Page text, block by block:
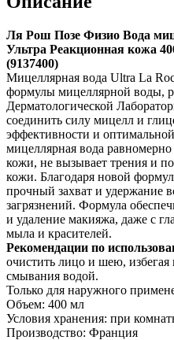
Ля Рош Позе Физио Вода
Ультра Реакционная кожа
(9137400)
Мицеллярная вода Ultra La
формулы мицеллярной воды,
Дерматологической
соединить силу мицелл и
эффективности и
мицеллярная вода
кожи, не вызывает трения и
кожи. Благодаря новой
прочный захват и удержание
загрязнений. Формула
и удаление макияжа, даже с
мыла и красителей.
Рекомендации по
очистить лицо и шею, избегая
смывания водой.
Только для наружного
Объем: 400 мл
Условия хранения: при
Производство: Франция